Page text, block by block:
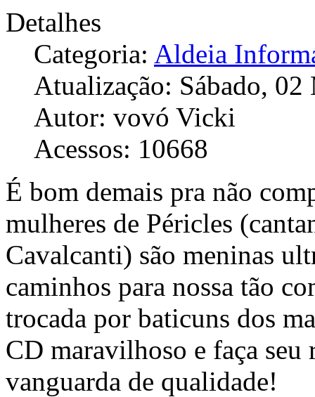
Detalhes
Categoria: Aldeia
Atualização: Sábado,
Autor: vovó Vicki
Acessos: 10668
É bom demais pra não
mulheres de Péricles
Cavalcanti) são meninas
caminhos para nossa tão
trocada por baticuns dos
CD maravilhoso e faça seu
vanguarda de qualidade!